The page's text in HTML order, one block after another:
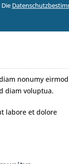
Die
nonumy eirmod
diam voluptua.
labore et dolore